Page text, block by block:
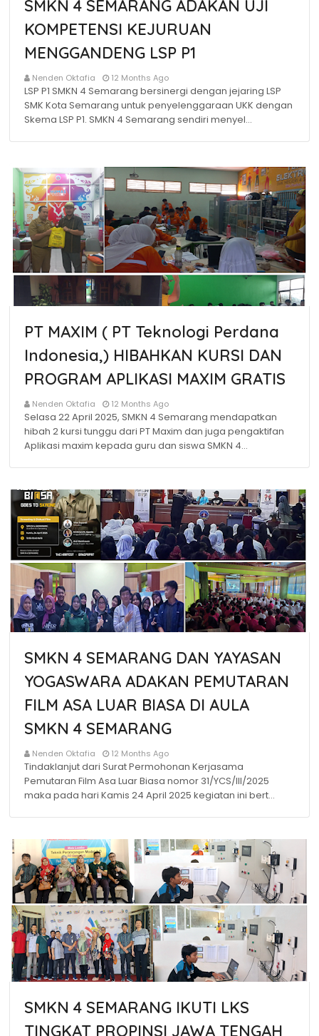
SMKN 4 SEMARANG ADAKAN UJI
KOMPETENSI KEJURUAN
MENGGANDENG LSP P1
Nenden Oktafia 12 Months Ago
LSP P1 SMKN 4 Semarang bersinergi dengan jejaring LSP
SMK Kota Semarang untuk penyelenggaraan UKK dengan
Skema LSP P1. SMKN 4 Semarang sendiri menyel…
PT MAXIM ( PT Teknologi Perdana
Indonesia,) HIBAHKAN KURSI DAN
PROGRAM APLIKASI MAXIM GRATIS
Nenden Oktafia 12 Months Ago
Selasa 22 April 2025, SMKN 4 Semarang mendapatkan
hibah 2 kursi tunggu dari PT Maxim dan juga pengaktifan
Aplikasi maxim kepada guru dan siswa SMKN 4…
SMKN 4 SEMARANG DAN YAYASAN
YOGASWARA ADAKAN PEMUTARAN
FILM ASA LUAR BIASA DI AULA
SMKN 4 SEMARANG
Nenden Oktafia 12 Months Ago
Tindaklanjut dari Surat Permohonan Kerjasama
Pemutaran Film Asa Luar Biasa nomor 31/YCS/III/2025
maka pada hari Kamis 24 April 2025 kegiatan ini bert…
SMKN 4 SEMARANG IKUTI LKS
TINGKAT PROPINSI JAWA TENGAH